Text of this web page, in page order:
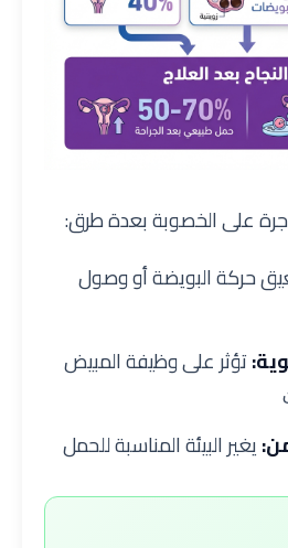
على الخصوبة بعدة طرق:
حركة البويضة أو وصول
تؤثر على وظيفة المبيض
يغير البيئة المناسبة للحمل